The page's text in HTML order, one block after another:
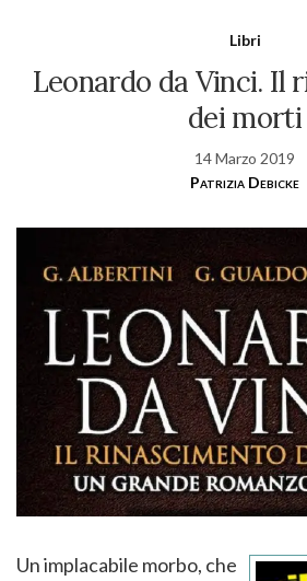
Libri
Leonardo da Vinci. Il
dei morti
14 Marzo 2019
Patrizia Debicke
Un implacabile morbo, che